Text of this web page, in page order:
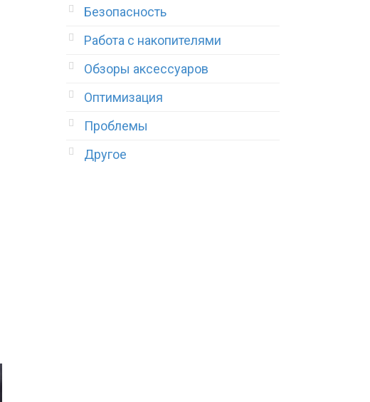
Безопасность
Работа с накопителями
Обзоры аксессуаров
Оптимизация
Проблемы
Другое